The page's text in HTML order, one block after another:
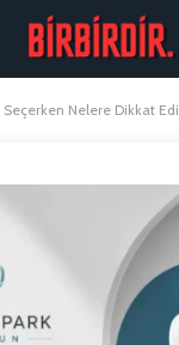
Seçerken Nelere Dikkat